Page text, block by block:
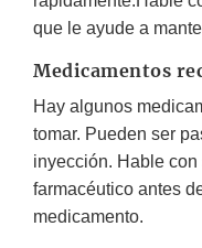
que le ayude a
Medicamentos
Hay algunos
tomar. Pueden ser
inyección. Hable
farmacéutico antes
medicamento.